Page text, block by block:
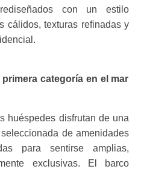
con un estilo
cálidos, texturas refinadas y
categoría en el mar
huéspedes disfrutan de una
de amenidades
para sentirse amplias,
exclusivas. El barco